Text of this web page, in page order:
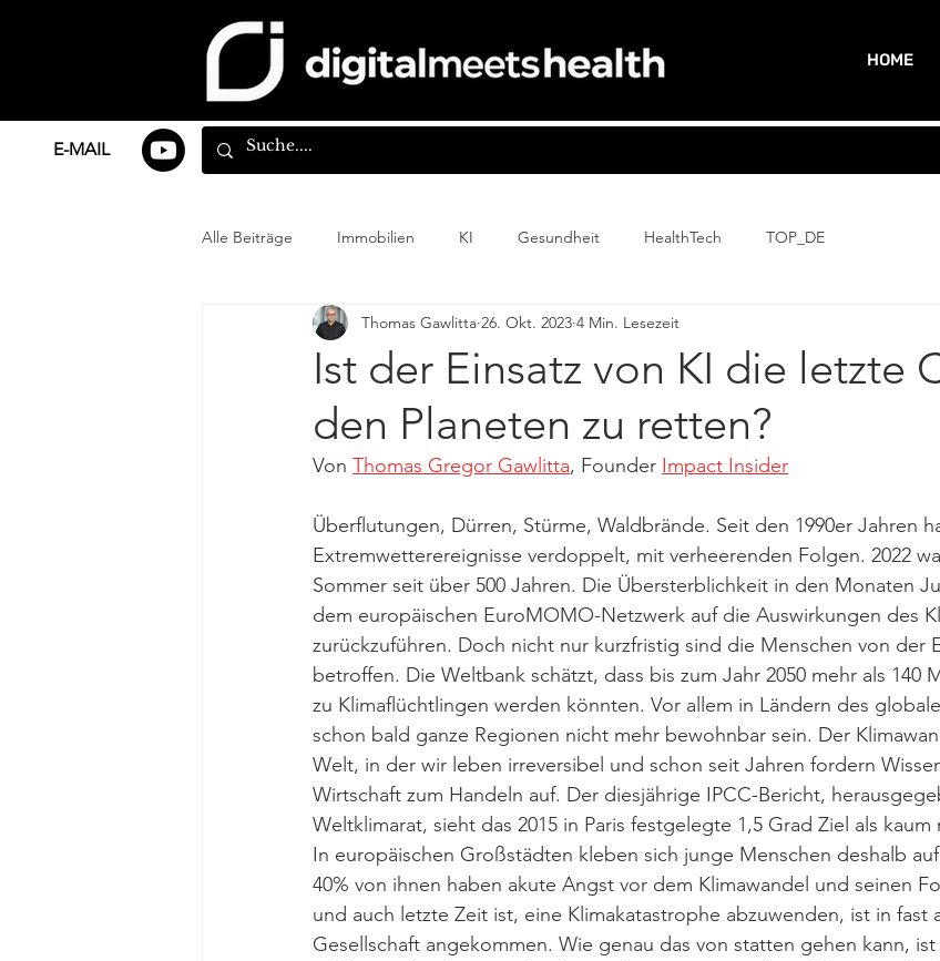
E-MAIL
HOME
Alle Beiträge Immobilien KI Gesundheit HealthTech TOP_DE
Ist der Einsatz von KI die letzte
den Planeten zu retten?
Thomas Gawlitta 26. Okt. 2023 4 Min. Lesezeit
Von Thomas Gregor Gawlitta, Founder Impact Insider
Überflutungen, Dürren, Stürme, Waldbrände. Seit den 1990er Jahren
Extremwetterereignisse verdoppelt, mit verheerenden Folgen. 2022
Sommer seit über 500 Jahren. Die Übersterblichkeit in den Monaten
dem europäischen EuroMOMO-Netzwerk auf die Auswirkungen des
zurückzuführen. Doch nicht nur kurzfristig sind die Menschen von der
betroffen. Die Weltbank schätzt, dass bis zum Jahr 2050 mehr als 140
zu Klimaflüchtlingen werden könnten. Vor allem in Ländern des
schon bald ganze Regionen nicht mehr bewohnbar sein. Der
Welt, in der wir leben irreversibel und schon seit Jahren fordern
Wirtschaft zum Handeln auf. Der diesjährige IPCC-Bericht,
Weltklimarat, sieht das 2015 in Paris festgelegte 1,5 Grad Ziel als
In europäischen Großstädten kleben sich junge Menschen deshalb
40% von ihnen haben akute Angst vor dem Klimawandel und seinen
und auch letzte Zeit ist, eine Klimakatastrophe abzuwenden, ist in fast
Gesellschaft angekommen. Wie genau das von statten gehen kann,